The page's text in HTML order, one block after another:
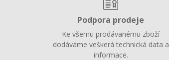
Podpora prodeje
Ke všemu prodávanému zboží
dodáváme veškerá technická data a
informace.